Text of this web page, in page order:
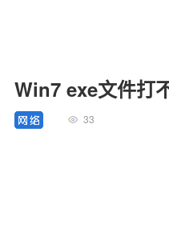
Win7 exe文件打
33